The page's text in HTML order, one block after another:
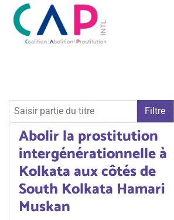
Saisir partie du titre Filtre
Abolir la prostitution
intergénérationnelle à
Kolkata aux côtés de
South Kolkata Hamari
Muskan